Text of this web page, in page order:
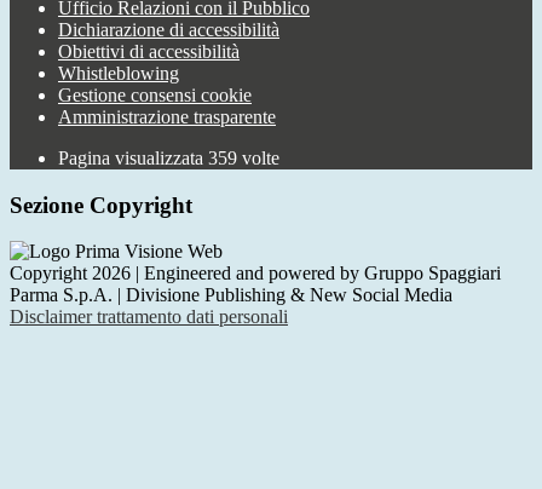
Ufficio Relazioni con il Pubblico
Dichiarazione di accessibilità
Obiettivi di accessibilità
Whistleblowing
Gestione consensi cookie
Amministrazione trasparente
Pagina visualizzata 359 volte
Sezione Copyright
Copyright 2026 | Engineered and powered by Gruppo Spaggiari
Parma S.p.A. | Divisione Publishing & New Social Media
Disclaimer trattamento dati personali